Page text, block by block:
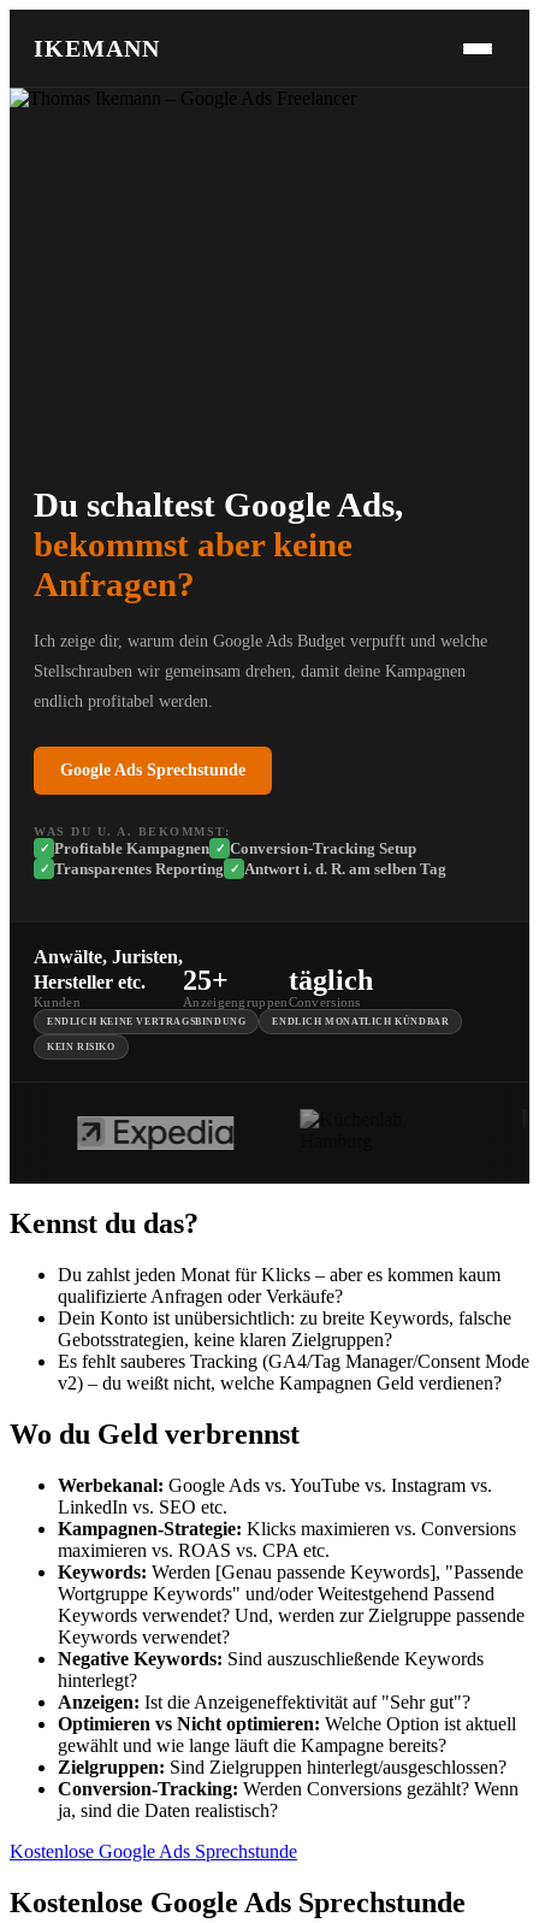
IKEMANN
Du schaltest Google Ads,
bekommst aber keine
Anfragen?
Ich zeige dir, warum dein Google Ads Budget verpufft und welche
Stellschrauben wir gemeinsam drehen, damit deine Kampagnen
endlich profitabel werden.
Google Ads Sprechstunde
WAS DU U. A. BEKOMMST:
✓ Profitable Kampagnen ✓ Conversion-Tracking Setup
✓ Transparentes Reporting ✓ Antwort i. d. R. am selben Tag
Anwälte, Juristen,
Hersteller etc.
Kunden
25+
Anzeigengruppen
täglich
Conversions
ENDLICH KEINE VERTRAGSBINDUNG ENDLICH MONATLICH KÜNDBAR
KEIN RISIKO
Kennst du das?
Du zahlst jeden Monat für Klicks – aber es kommen kaum
qualifizierte Anfragen oder Verkäufe?
Dein Konto ist unübersichtlich: zu breite Keywords, falsche
Gebotsstrategien, keine klaren Zielgruppen?
Es fehlt sauberes Tracking (GA4/Tag Manager/Consent Mode
v2) – du weißt nicht, welche Kampagnen Geld verdienen?
Wo du Geld verbrennst
Werbekanal: Google Ads vs. YouTube vs. Instagram vs.
LinkedIn vs. SEO etc.
Kampagnen-Strategie: Klicks maximieren vs. Conversions
maximieren vs. ROAS vs. CPA etc.
Keywords: Werden [Genau passende Keywords], "Passende
Wortgruppe Keywords" und/oder Weitestgehend Passend
Keywords verwendet? Und, werden zur Zielgruppe passende
Keywords verwendet?
Negative Keywords: Sind auszuschließende Keywords
hinterlegt?
Anzeigen: Ist die Anzeigeneffektivität auf "Sehr gut"?
Optimieren vs Nicht optimieren: Welche Option ist aktuell
gewählt und wie lange läuft die Kampagne bereits?
Zielgruppen: Sind Zielgruppen hinterlegt/ausgeschlossen?
Conversion-Tracking: Werden Conversions gezählt? Wenn
ja, sind die Daten realistisch?
Kostenlose Google Ads Sprechstunde
Kostenlose Google Ads Sprechstunde